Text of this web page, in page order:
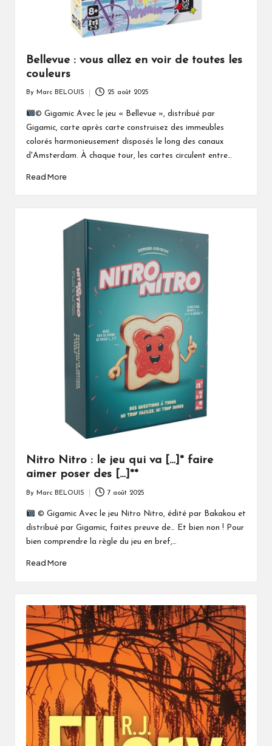
Bellevue : vous allez en voir de toutes les
couleurs
by
By Marc BELOUIS 25 août 2025
© Gigamic Avec le jeu « Bellevue », distribué par
Gigamic, carte après carte construisez des immeubles
colorés harmonieusement disposés le long des canaux
d'Amsterdam. À chaque tour, les cartes circulent entre…
Read More
Nitro Nitro : le jeu qui va […]* faire
aimer poser des […]**
Posted
by
By Marc BELOUIS 7 août 2025
© Gigamic Avec le jeu Nitro Nitro, édité par Bakakou et
distribué par Gigamic, faites preuve de… Et bien non ! Pour
bien comprendre la règle du jeu en bref,…
Read More